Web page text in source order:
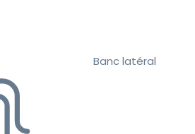
Banc latéral